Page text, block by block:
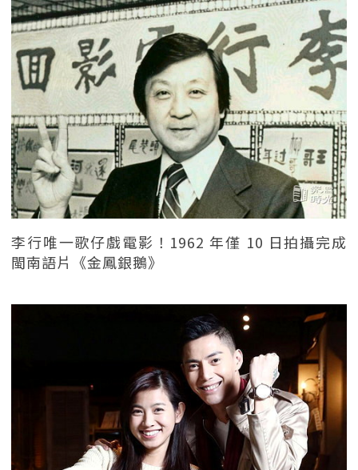
李行唯一歌仔戲電影！1962 年僅 10 日拍攝完成
閩南語片《金鳳銀鵝》